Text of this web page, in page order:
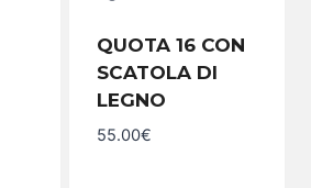
QUOTA 16 CON
SCATOLA DI
LEGNO
55.00€
Quota